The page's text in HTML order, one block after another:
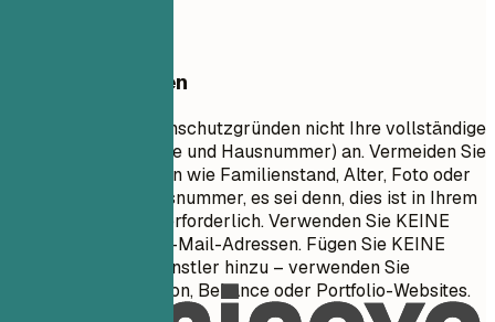
Besser vermeiden
Geben Sie aus Datenschutzgründen nicht Ihre vollständige
Wohnadresse (Straße und Hausnummer) an. Vermeiden Sie
persönliche Angaben wie Familienstand, Alter, Foto oder
Sozialversicherungsnummer, es sei denn, dies ist in Ihrem
Land ausdrücklich erforderlich. Verwenden Sie KEINE
unprofessionellen E-Mail-Adressen. Fügen Sie KEINE
GitHub-Links für Künstler hinzu – verwenden Sie
stattdessen ArtStation, Behance oder Portfolio-Websites.